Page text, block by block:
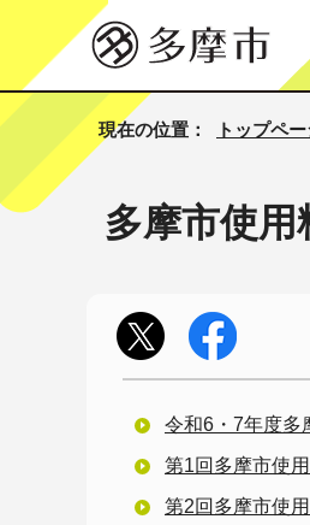
現在の位置： トップペ
多摩市使
令和6・7年度多
第1回多摩市使
第2回多摩市使